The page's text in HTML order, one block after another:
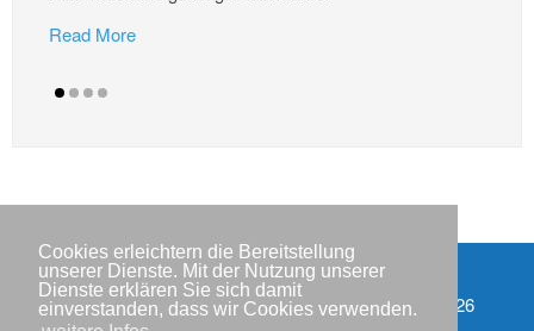
Cookies erleichtern die Bereitstellung
unserer Dienste. Mit der Nutzung unserer
Dienste erklären Sie sich damit
einverstanden, dass wir Cookies verwenden.
Read More
Impressum
Copyright © IWR 2026